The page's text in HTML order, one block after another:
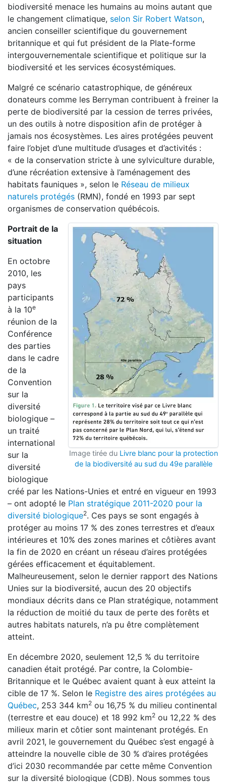
biodiversité menace les humains au moins autant que
le changement climatique, selon Sir Robert Watson,
ancien conseiller scientifique du gouvernement
britannique et qui fut président de la Plate-forme
intergouvernementale scientifique et politique sur la
biodiversité et les services écosystémiques.
Malgré ce scénario catastrophique, de généreux
donateurs comme les Berryman contribuent à freiner la
perte de biodiversité par la cession de terres privées,
un des outils à notre disposition afin de protéger à
jamais nos écosystèmes. Les aires protégées peuvent
faire l’objet d’une multitude d’usages et d’activités :
« de la conservation stricte à une sylviculture durable,
d’une récréation extensive à l’aménagement des
habitats fauniques », selon le Réseau de milieux
naturels protégés (RMN), fondé en 1993 par sept
organismes de conservation québécois.
Image tirée du Livre blanc pour la protection
de la biodiversité au sud du 49e parallèle
Portrait de la
situation
En octobre
2010, les
pays
participants
à la 10e
réunion de la
Conférence
des parties
dans le cadre
de la
Convention
sur la
diversité
biologique –
un traité
international
sur la
diversité
biologique
créé par les Nations-Unies et entré en vigueur en 1993
– ont adopté le Plan stratégique 2011-2020 pour la
diversité biologique2. Ces pays se sont engagés à
protéger au moins 17 % des zones terrestres et d’eaux
intérieures et 10% des zones marines et côtières avant
la fin de 2020 en créant un réseau d’aires protégées
gérées efficacement et équitablement.
Malheureusement, selon le dernier rapport des Nations
Unies sur la biodiversité, aucun des 20 objectifs
mondiaux décrits dans ce Plan stratégique, notamment
la réduction de moitié du taux de perte des forêts et
autres habitats naturels, n’a pu être complètement
atteint.
En décembre 2020, seulement 12,5 % du territoire
canadien était protégé. Par contre, la Colombie-
Britannique et le Québec avaient quant à eux atteint la
cible de 17 %. Selon le Registre des aires protégées au
Québec, 253 344 km2 ou 16,75 % du milieu continental
(terrestre et eau douce) et 18 992 km2 ou 12,22 % des
milieux marin et côtier sont maintenant protégés. En
avril 2021, le gouvernement du Québec s’est engagé à
atteindre la nouvelle cible de 30 % d’aires protégées
d’ici 2030 recommandée par cette même Convention
sur la diversité biologique (CDB). Nous sommes tous